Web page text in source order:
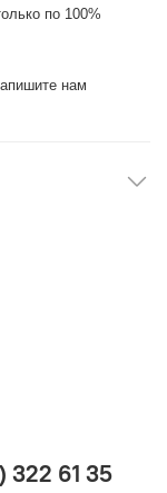
по 100%
нам
322 61 35